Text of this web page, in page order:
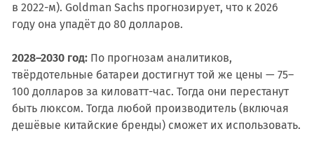
в 2022-м). Goldman Sachs прогнозирует, что к 2026
году она упадёт до 80 долларов.
2028–2030 год:По прогнозам аналитиков,
твёрдотельные батареи достигнут той же цены — 75–
100 долларов за киловатт-час. Тогда они перестанут
быть люксом. Тогда любой производитель (включая
дешёвые китайские бренды) сможет их использовать.